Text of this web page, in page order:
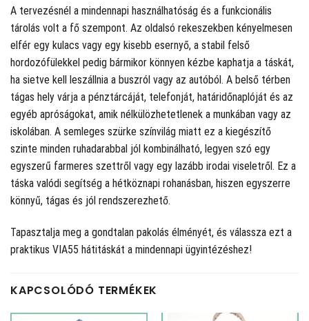
A tervezésnél a mindennapi használhatóság és a funkcionális
tárolás volt a fő szempont. Az oldalsó rekeszekben kényelmesen
elfér egy kulacs vagy egy kisebb esernyő, a stabil felső
hordozófülekkel pedig bármikor könnyen kézbe kaphatja a táskát,
ha sietve kell leszállnia a buszról vagy az autóból. A belső térben
tágas hely várja a pénztárcáját, telefonját, határidőnaplóját és az
egyéb apróságokat, amik nélkülözhetetlenek a munkában vagy az
iskolában. A semleges szürke színvilág miatt ez a kiegészítő
szinte minden ruhadarabbal jól kombinálható, legyen szó egy
egyszerű farmeres szettről vagy egy lazább irodai viseletről. Ez a
táska valódi segítség a hétköznapi rohanásban, hiszen egyszerre
könnyű, tágas és jól rendszerezhető.
Tapasztalja meg a gondtalan pakolás élményét, és válassza ezt a
praktikus VIA55 hátitáskát a mindennapi ügyintézéshez!
KAPCSOLÓDÓ TERMÉKEK